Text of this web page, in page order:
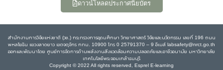
ดาวน์โหลดประกาศนียบัตร
สำนักงานการวิจัยแห่งชาติ (วช.) กระทรวงการอุดมศึกษา วิทยาศาสตร์ วิจัยและนวัตกรรม เลขที่ 196 ถนน
พหลโยธิน แขวงลาดยาว เขตจตุจักร กทม. 10900 โทร 0 25791370 – 9 อีเมล์ labsafety@nrct.go.th
ออกและพัฒนาโดย ศูนย์การจัดการด้านพลังงานสิ่งแวดล้อมความปลอดภัยและอาชีวอนามัย มหาวิทยาลัย
เทคโนโลยีพระจอมเกล้าธนบุรี
Copyright © 2022 All rights reserved, Esprel E-learning